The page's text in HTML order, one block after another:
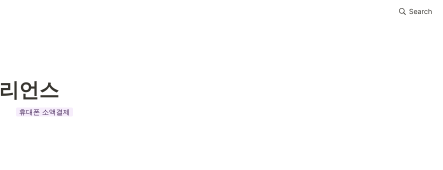
Search
언스
휴대폰 소액결제